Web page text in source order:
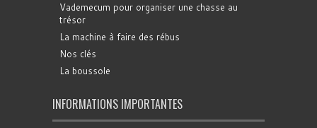
Vademecum pour organiser une chasse au
trésor
La machine à faire des rébus
Nos clés
La boussole
INFORMATIONS IMPORTANTES